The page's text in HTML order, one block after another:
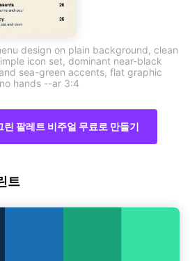
design on plain background, clean
icon set, dominant near-black
sea-green accents, flat graphic
hands --ar 3:4
팔레트 비주얼 무료로 만들기
트